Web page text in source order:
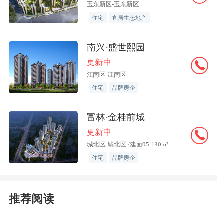
就业预期指数为48.7%，比上季下降3.6个
央行：19.4%的企业家认为本季出口订单
比上季“增加”
卷调查报告：企业家宏观经济热度指数为
30.9%，比上季下降3.0个百分点，比上年
同期上升4.3个百分点。
冷”，59.9%认为“正常”，0.9%认为“偏
玉东新区-玉东新区
住宅 宜居生态地产
南兴·盛世熙园
更新中
江南区-江南区
住宅 品牌房企
富林·金桂前城
更新中
城北区-城北区 /建面95-130m²
住宅 品牌房企
推荐阅读